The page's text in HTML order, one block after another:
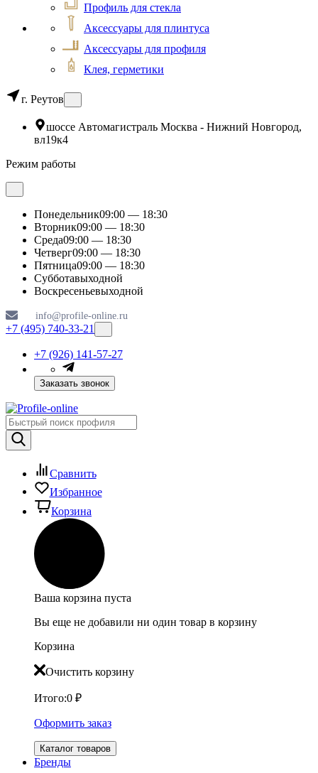
Профиль для стекла
Аксессуары для плинтуса
Аксессуары для профиля
Клея, герметики
г. Реутов
шоссе Автомагистраль Москва - Нижний Новгород,
вл19к4
Режим работы
Понедельник09:00 — 18:30
Вторник09:00 — 18:30
Среда09:00 — 18:30
Четверг09:00 — 18:30
Пятница09:00 — 18:30
Субботавыходной
Воскресеньевыходной
info@profile-online.ru
+7 (495) 740-33-21
+7 (926) 141-57-27
Заказать звонок
Сравнить
Избранное
Корзина
Ваша корзина пуста
Вы еще не добавили ни один товар в корзину
Корзина
Очистить корзину
Итого:0 ₽
Оформить заказ
Каталог товаров
Бренды